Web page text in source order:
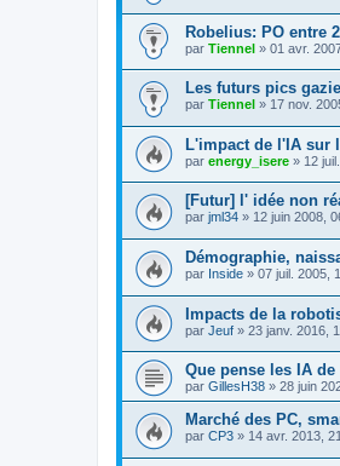
Robelius: PO entre
par Tiennel » 01 avr.
Les futurs pics
par Tiennel » 17 nov.
L'impact de l'IA sur
par energy_isere » 12
[Futur] l' idée non
par jml34 » 12 juin 2008,
Démographie,
par Inside » 07 juil. 2005,
Impacts de la
par Jeuf » 23 janv. 2016,
Que pense les IA
par GillesH38 » 28 juin
Marché des PC,
par CP3 » 14 avr. 2013,